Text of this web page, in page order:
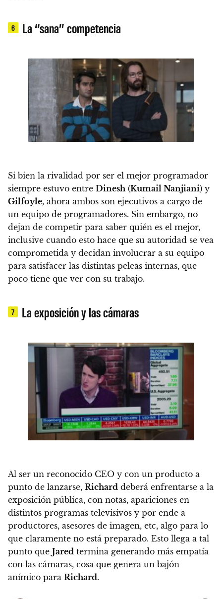
6 La “sana” competencia
Si bien la rivalidad por ser el mejor programador
siempre estuvo entre Dinesh (Kumail Nanjiani) y
Gilfoyle, ahora ambos son ejecutivos a cargo de
un equipo de programadores. Sin embargo, no
dejan de competir para saber quién es el mejor,
inclusive cuando esto hace que su autoridad se vea
comprometida y decidan involucrar a su equipo
para satisfacer las distintas peleas internas, que
poco tiene que ver con su trabajo.
7 La exposición y las cámaras
Al ser un reconocido CEO y con un producto a
punto de lanzarse, Richard deberá enfrentarse a la
exposición pública, con notas, apariciones en
distintos programas televisivos y por ende a
productores, asesores de imagen, etc, algo para lo
que claramente no está preparado. Esto llega a tal
punto que Jared termina generando más empatía
con las cámaras, cosa que genera un bajón
anímico para Richard.